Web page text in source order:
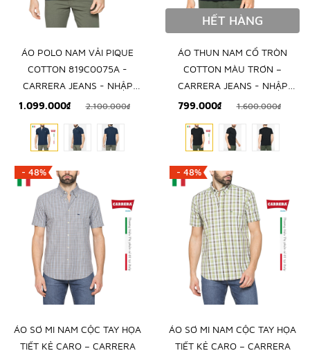
ÁO POLO NAM VẢI PIQUE
COTTON 819C0075A -
CARRERA JEANS - NHẬP
KHẨU CHÍNH NGẠCH TỪ
1.099.000₫ 2.100.000₫
HẾT HÀNG
ÁO THUN NAM CỔ TRÒN
COTTON MÀU TRƠN –
CARRERA JEANS - NHẬP
KHẨU CHÍNH HÃNG TỪ Ý
799.000₫ 1.600.000₫
- 48%
ÁO SƠ MI NAM CỘC TAY HỌA
TIẾT KẺ CARO – CARRERA
- 48%
ÁO SƠ MI NAM CỘC TAY HỌA
TIẾT KẺ CARO – CARRERA